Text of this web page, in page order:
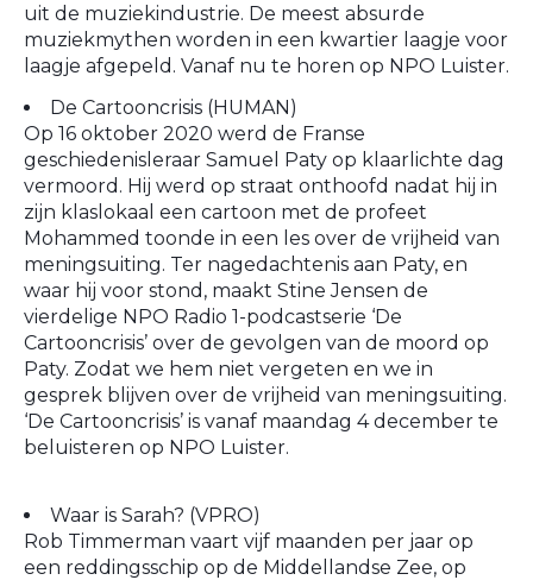
uit de muziekindustrie. De meest absurde
muziekmythen worden in een kwartier laagje voor
laagje afgepeld. Vanaf nu te horen op NPO Luister.
De Cartooncrisis (HUMAN)
Op 16 oktober 2020 werd de Franse
geschiedenisleraar Samuel Paty op klaarlichte dag
vermoord. Hij werd op straat onthoofd nadat hij in
zijn klaslokaal een cartoon met de profeet
Mohammed toonde in een les over de vrijheid van
meningsuiting. Ter nagedachtenis aan Paty, en
waar hij voor stond, maakt Stine Jensen de
vierdelige NPO Radio 1-podcastserie ‘De
Cartooncrisis’ over de gevolgen van de moord op
Paty. Zodat we hem niet vergeten en we in
gesprek blijven over de vrijheid van meningsuiting.
‘De Cartooncrisis’ is vanaf maandag 4 december te
beluisteren op NPO Luister.
Waar is Sarah? (VPRO)
Rob Timmerman vaart vijf maanden per jaar op
een reddingsschip op de Middellandse Zee, op